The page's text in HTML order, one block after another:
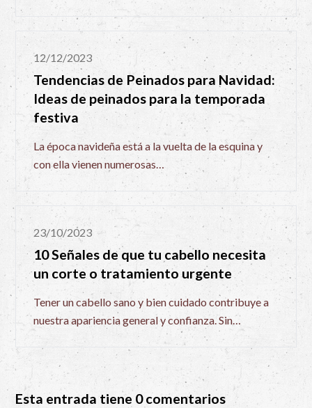
12/12/2023
Tendencias de Peinados para Navidad:
Ideas de peinados para la temporada
festiva
La época navideña está a la vuelta de la esquina y
con ella vienen numerosas…
23/10/2023
10 Señales de que tu cabello necesita
un corte o tratamiento urgente
Tener un cabello sano y bien cuidado contribuye a
nuestra apariencia general y confianza. Sin…
Esta entrada tiene 0 comentarios